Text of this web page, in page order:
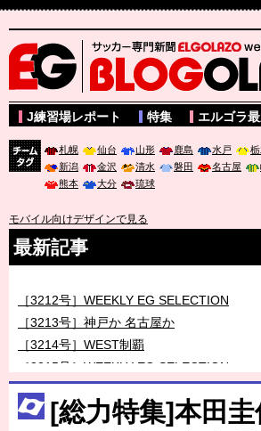
サッカー専門新聞ELGOLAZO web版 BLOGOLA
J練習場レポート 特集 エルゴラ
札幌 仙台 山形 鹿島 水戸
新潟
金沢 清水 磐田 名古屋
熊本
大分 琉球
モバイル向けデザインで見る
最新記事
［3212号］WEEKLY EG SELECTION
［3213号］神戸か 名古屋か
［3214号］WEST制覇
［3215号］WEEKLY EG SELECTION
［3216号］行く末占うラストワン
［3217号］最高の景色へ出国
[総力特集]本田